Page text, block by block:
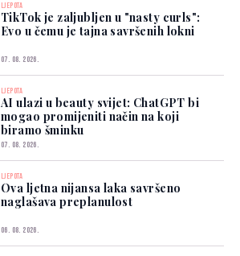
LJEPOTA
TikTok je zaljubljen u "nasty curls":
Evo u čemu je tajna savršenih lokni
07. 08. 2026.
LJEPOTA
AI ulazi u beauty svijet: ChatGPT bi
mogao promijeniti način na koji
biramo šminku
07. 08. 2026.
LJEPOTA
Ova ljetna nijansa laka savršeno
naglašava preplanulost
06. 08. 2026.